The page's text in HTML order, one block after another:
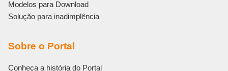
Modelos para Download
Solução para inadimplência
Sobre o Portal
Conheça a história do Portal